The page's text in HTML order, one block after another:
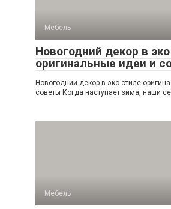
Мебель
Новогодний декор в
оригинальные идеи и
Новогодний декор в эко стиле
советы Когда наступает зима, наши
Мебель